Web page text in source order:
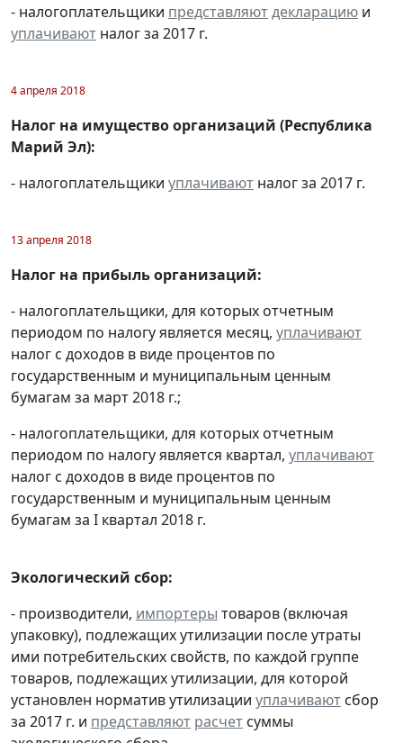
- налогоплательщики представляютдекларацию и
уплачивают налог за 2017 г.
4 апреля 2018
Налог на имущество организаций (Республика
Марий Эл):
- налогоплательщики уплачивают налог за 2017 г.
13 апреля 2018
Налог на прибыль организаций:
- налогоплательщики, для которых отчетным
периодом по налогу является месяц, уплачивают
налог с доходов в виде процентов по
государственным и муниципальным ценным
бумагам за март 2018 г.;
- налогоплательщики, для которых отчетным
периодом по налогу является квартал, уплачивают
налог с доходов в виде процентов по
государственным и муниципальным ценным
бумагам за I квартал 2018 г.
Экологический сбор:
- производители, импортеры товаров (включая
упаковку), подлежащих утилизации после утраты
ими потребительских свойств, по каждой группе
товаров, подлежащих утилизации, для которой
установлен норматив утилизации уплачивают сбор
за 2017 г. и представляют расчет суммы